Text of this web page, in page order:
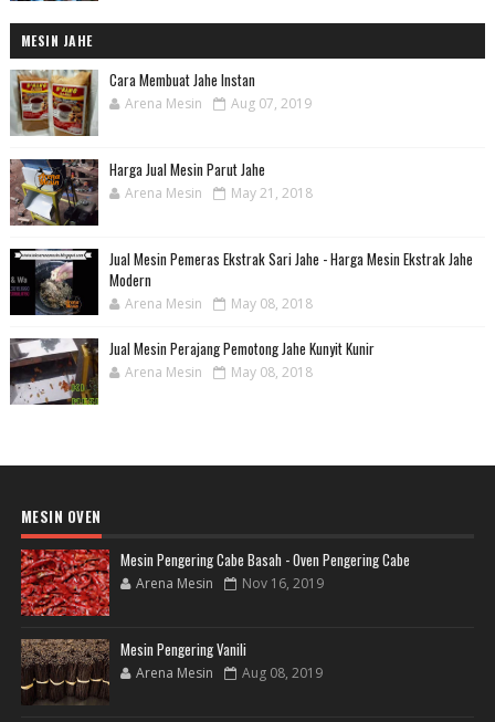
MESIN JAHE
Cara Membuat Jahe Instan
Arena Mesin Aug 07, 2019
Harga Jual Mesin Parut Jahe
Arena Mesin May 21, 2018
Jual Mesin Pemeras Ekstrak Sari Jahe - Harga Mesin Ekstrak Jahe
Modern
Arena Mesin May 08, 2018
Jual Mesin Perajang Pemotong Jahe Kunyit Kunir
Arena Mesin May 08, 2018
MESIN OVEN
Mesin Pengering Cabe Basah - Oven Pengering Cabe
Arena Mesin Nov 16, 2019
Mesin Pengering Vanili
Arena Mesin Aug 08, 2019